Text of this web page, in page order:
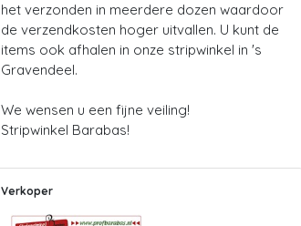
het verzonden in meerdere dozen waardoor
de verzendkosten hoger uitvallen. U kunt de
items ook afhalen in onze stripwinkel in 's
Gravendeel.
We wensen u een fijne veiling!
Stripwinkel Barabas!
Verkoper